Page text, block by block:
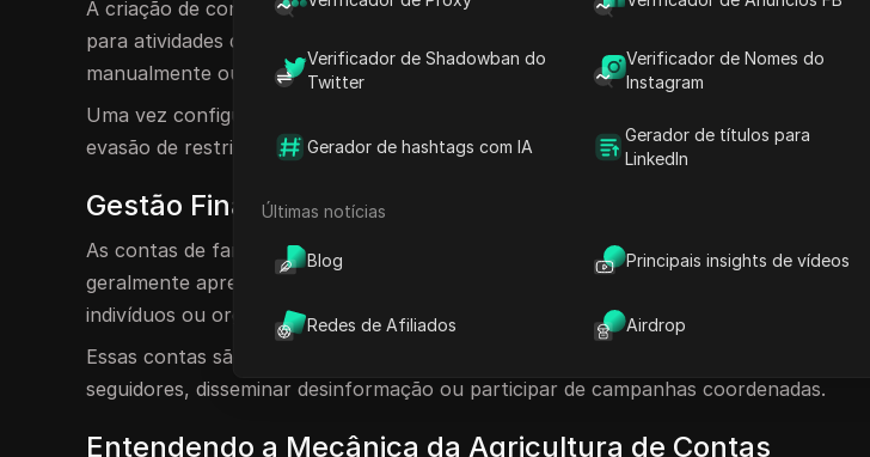
Verificador de Shadowban do
Twitter
Verificador de Nomes do
Instagram
Gerador de hashtags com IA
Gerador de títulos para
LinkedIn
Últimas notícias
Blog Principais insights de vídeos
Redes de Afiliados Airdrop
A criação de contas refere-se à prática de criar várias contas em uma plataforma
para atividades que possam violar os termos de serviço da plataforma. Estas contas
manualmente ou através de ferramentas automatizadas concebidas para contornar
Uma vez configuradas, essas contas podem ser utilizadas para vários fins, como
evasão de restrições como banimentos de IP.
Gestão Financeira Agrícola
As contas de farm referem-se a contas de usuário individuais geradas por meio do
geralmente apresentam perfis realistas para escapar da deteção e podem ser
indivíduos ou organizações que procuram explorar as funcionalidades da plataforma.
Essas contas são particularmente prevalentes nas redes sociais, onde podem
seguidores, disseminar desinformação ou participar de campanhas coordenadas.
Entendendo a Mecânica da Agricultura de Contas